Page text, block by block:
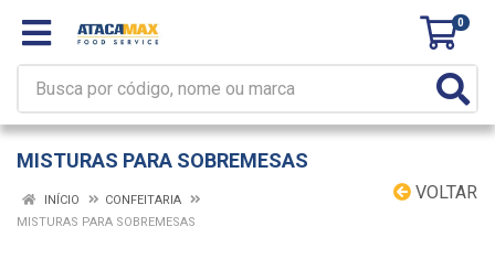
0
MISTURAS PARA SOBREMESAS
VOLTAR
INÍCIO
CONFEITARIA
MISTURAS PARA SOBREMESAS